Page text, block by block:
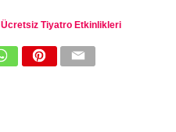
Ücretsiz Tiyatro Etkinlikleri